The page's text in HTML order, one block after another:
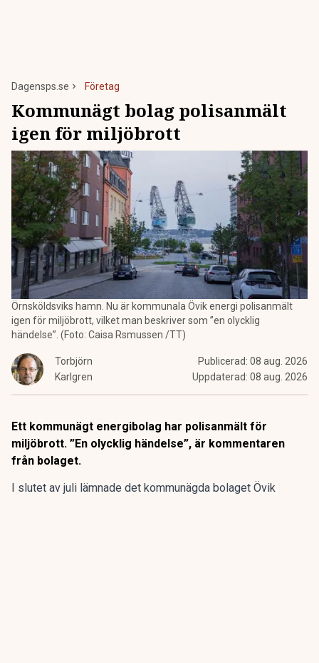
Dagensps.se Företag
Kommunägt bolag polisanmält
igen för miljöbrott
Örnsköldsviks hamn. Nu är kommunala Övik energi polisanmält
igen för miljöbrott, vilket man beskriver som ”en olycklig
händelse”. (Foto: Caisa Rsmussen /TT)
Torbjörn
Karlgren
Publicerad: 08 aug. 2026
Uppdaterad: 08 aug. 2026
Ett kommunägt energibolag har polisanmält för
miljöbrott. ”En olycklig händelse”, är kommentaren
från bolaget.
I slutet av juli lämnade det kommunägda bolaget Övik